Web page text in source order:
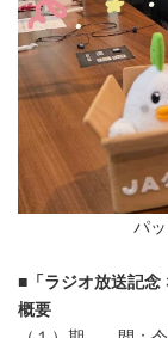
パ
■ 「ラジオ放送記
概要